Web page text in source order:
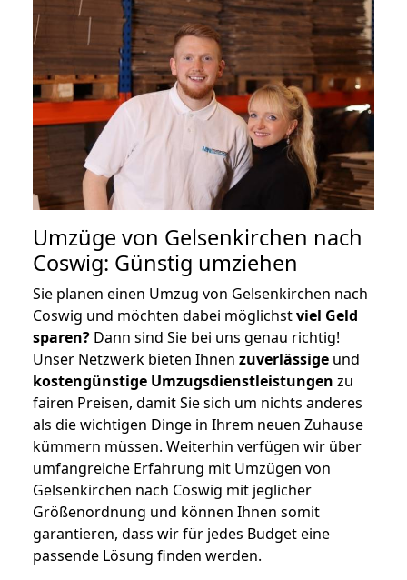
Umzüge von Gelsenkirchen nach
Coswig: Günstig umziehen
Sie planen einen Umzug von Gelsenkirchen nach
Coswig und möchten dabei möglichstviel Geld
sparen? Dann sind Sie bei uns genau richtig!
Unser Netzwerk bieten Ihnen zuverlässige und
kostengünstige Umzugsdienstleistungen zu
fairen Preisen, damit Sie sich um nichts anderes
als die wichtigen Dinge in Ihrem neuen Zuhause
kümmern müssen. Weiterhin verfügen wir über
umfangreiche Erfahrung mit Umzügen von
Gelsenkirchen nach Coswig mit jeglicher
Größenordnung und können Ihnen somit
garantieren, dass wir für jedes Budget eine
passende Lösung finden werden.